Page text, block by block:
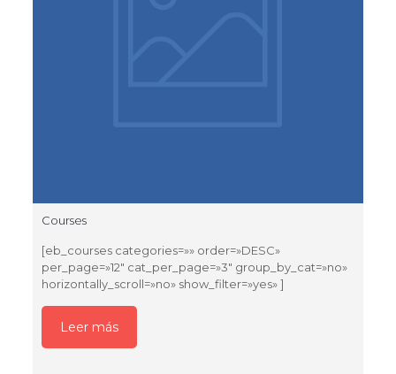
Courses
[eb_courses categories=»» order=»DESC»
per_page=»12″ cat_per_page=»3″ group_by_cat=»no»
horizontally_scroll=»no» show_filter=»yes» ]
Leer más